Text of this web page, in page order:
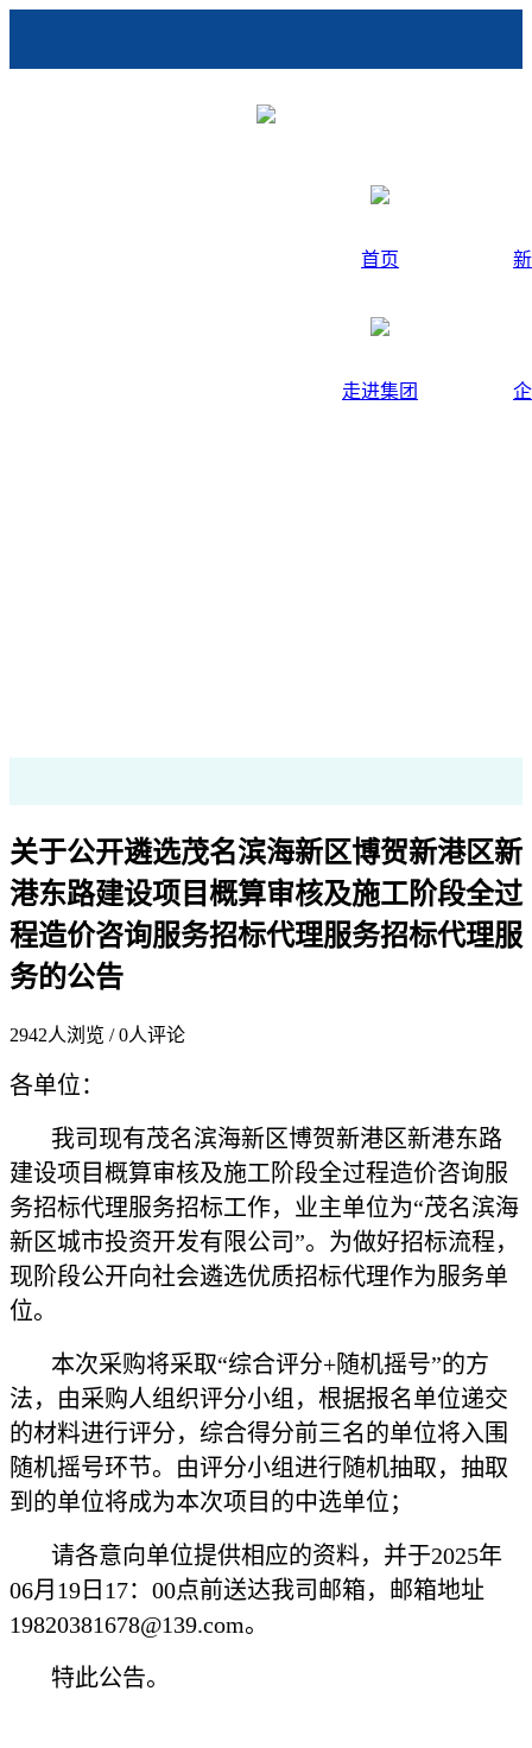
首页
走进集团
关于公开遴选茂名滨海新区博贺新港区新
港东路建设项目概算审核及施工阶段全过
程造价咨询服务招标代理服务招标代理服
务的公告
2942人浏览 /0人评论
各单位：
我司现有茂名滨海新区博贺新港区新港东路
建设项目概算审核及施工阶段全过程造价咨询服
务招标代理服务招标工作，业主单位为“茂名滨海
新区城市投资开发有限公司”。为做好招标流程，
现阶段公开向社会遴选优质招标代理作为服务单
位。
本次采购将采取“综合评分+随机摇号”的方
法，由采购人组织评分小组，根据报名单位递交
的材料进行评分，综合得分前三名的单位将入围
随机摇号环节。由评分小组进行随机抽取，抽取
到的单位将成为本次项目的中选单位；
请各意向单位提供相应的资料，并于2025年
06月19日17：00点前送达我司邮箱，邮箱地址
19820381678@139.com。
特此公告。